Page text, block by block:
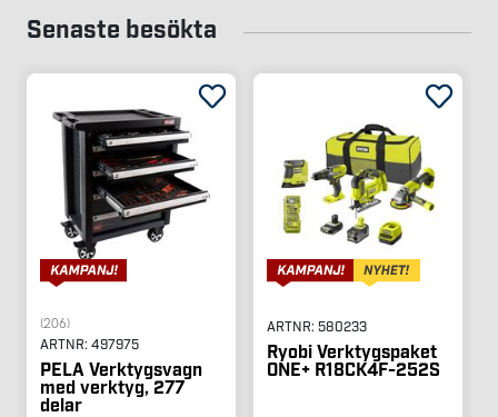
Senaste besökta
(206)
ARTNR: 497975
PELA Verktygsvagn
med verktyg, 277
delar
ARTNR: 580233
Ryobi Verktygspaket
ONE+ R18CK4F-252S